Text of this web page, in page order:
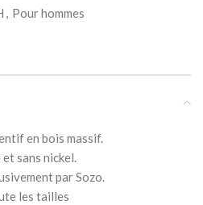
, Pour hommes
en bois massif.
sans nickel.
par Sozo.
les tailles